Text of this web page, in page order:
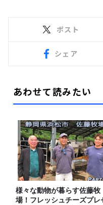
ポスト
シェア
あわせて読みたい
様々な動物が暮らす佐藤牧
場！フレッシュチーズプレ